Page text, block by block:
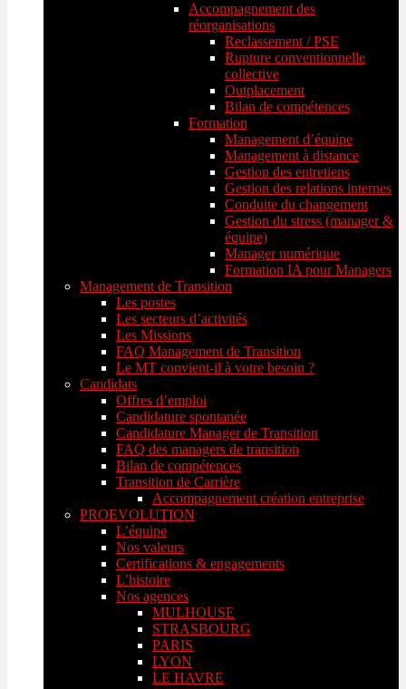
Accompagnement des
réorganisations
Reclassement / PSE
Rupture conventionnelle
collective
Outplacement
Bilan de compétences
Formation
Management d’équipe
Management à distance
Gestion des entretiens
Gestion des relations internes
Conduite du changement
Gestion du stress (manager &
équipe)
Manager numérique
Formation IA pour Managers
Management de Transition
Les postes
Les secteurs d’activités
Les Missions
FAQ Management de Transition
Le MT convient-il à votre besoin ?
Candidats
Offres d’emploi
Candidature spontanée
Candidature Manager de Transition
FAQ des managers de transition
Bilan de compétences
Transition de Carrière
Accompagnement création entreprise
PROEVOLUTION
L’équipe
Nos valeurs
Certifications & engagements
L’histoire
Nos agences
MULHOUSE
STRASBOURG
PARIS
LYON
LE HAVRE